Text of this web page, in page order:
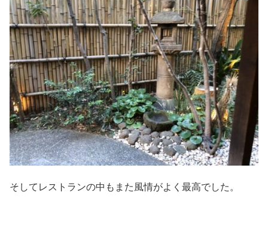
そしてレストランの中もまた風情がよく最高でした。